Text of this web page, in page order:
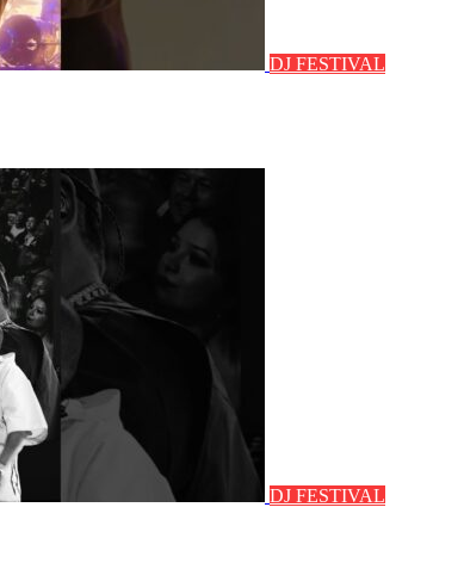
DJ FESTIVAL
DJ FESTIVAL